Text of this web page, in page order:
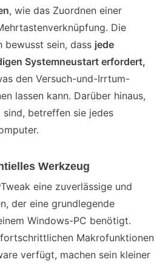
, wie das Zuordnen einer
Die
bewusst sein, dass jede
Systemneustart erfordert,
den Versuch-und-Irrtum-
lassen kann. Darüber hinaus,
betreffen sie jedes
Werkzeug
eine zuverlässige und
der eine grundlegende
Windows-PC benötigt.
Makrofunktionen
verfügt, machen sein kleiner